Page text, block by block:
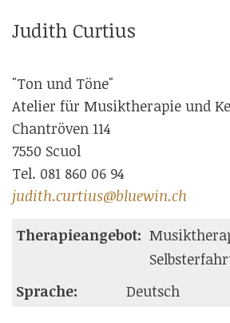
Judith Curtius
"Ton und Töne"
Atelier für Musiktherapie und
Chantröven 114
7550 Scuol
Tel. 081 860 06 94
judith.curtius@bluewin.ch
Therapieangebot:
Sprache:
Deutsch